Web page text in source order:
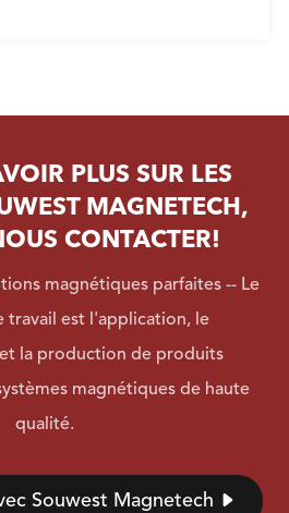
PLUS SUR LES
MAGNETECH,
CONTACTER!
magnétiques parfaites -- Le
travail est l'application, le
la production de produits
magnétiques de haute
qualité.
Souwest Magnetech 